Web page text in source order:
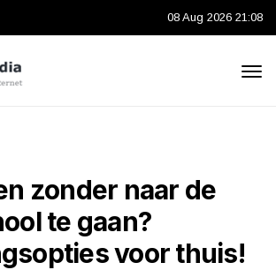
08 Aug 2026 21:08
zonder naar de
te gaan?
voor thuis!